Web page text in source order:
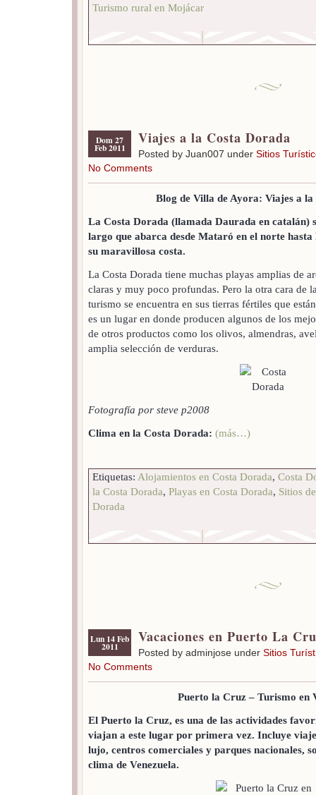
Turismo rural en Mojácar
Dom 27
Feb 2011
Viajes a la Costa Dorada
Posted by Juan007 under Sitios
No Comments
Blog de Villa de Ayora: Viajes a
La Costa Dorada (llamada Daurada en catalán)
largo que abarca desde Mataró en el norte hasta
su maravillosa costa.
La Costa Dorada tiene muchas playas amplias de
claras y muy poco profundas. Pero la otra cara de
turismo se encuentra en sus tierras fértiles que
es un lugar en donde producen algunos de los
de otros productos como los olivos, almendras,
amplia selección de verduras.
Fotografía por steve p2008
Clima en la Costa Dorada: (más…)
Etiquetas: Alojamientos en Costa Dorada, Costa
la Costa Dorada, Playas en Costa Dorada, Sitios
Dorada
Lun 14 Feb
2011
Vacaciones en Puerto La
Posted by adminjose under Sitios
No Comments
Puerto la Cruz – Turismo en
El Puerto la Cruz, es una de las actividades
viajan a este lugar por primera vez. Incluye
lujo, centros comerciales y parques nacionales,
clima de Venezuela.